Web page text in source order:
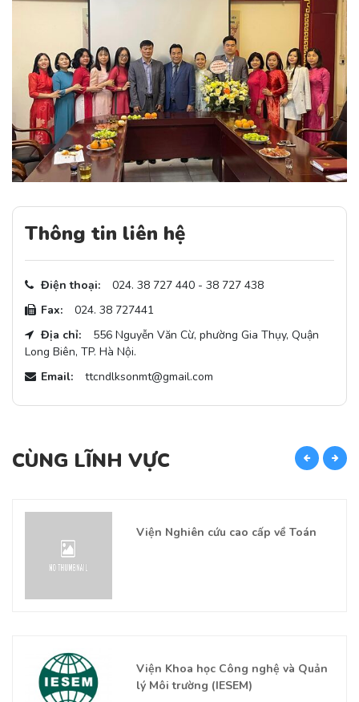
Thông tin liên hệ
Điện thoại:
024. 38 727 440 - 38 727 438
Fax:
024. 38 727441
Địa chỉ:
556 Nguyễn Văn Cừ, phường Gia Thụy, Quận
Long Biên, TP. Hà Nội.
Email:
ttcndlksonmt@gmail.com
CÙNG LĨNH VỰC
Viện Nghiên cứu cao cấp về Toán
Viện Khoa học Công nghệ và Quản
lý Môi trường (IESEM)